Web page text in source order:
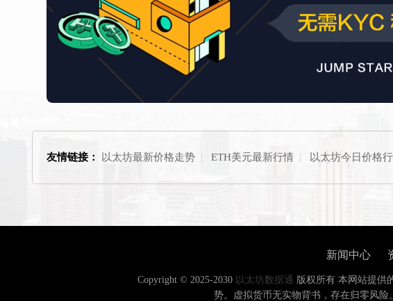
友情链接： 以太坊最新价格走势 |ETH美元最新行情 | 以太坊今日价格
新闻中心
Copyright © 2025-2030 以太坊数据通 版权所有 本网站提供
势。虚拟货币无实物背书，存在归零风险